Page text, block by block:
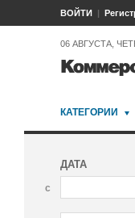
ВОЙТИ
06 АВГУСТА,
КАТЕГОРИИ
ДАТА
с